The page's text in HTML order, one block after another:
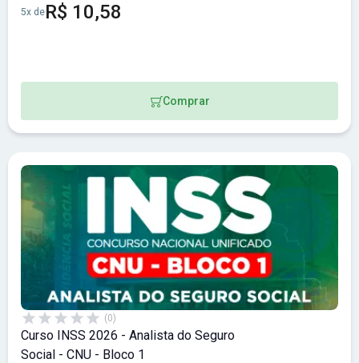
5x deR$ 10,58
Comprar
(0)
Curso INSS 2026 - Analista do Seguro
Social - CNU - Bloco 1